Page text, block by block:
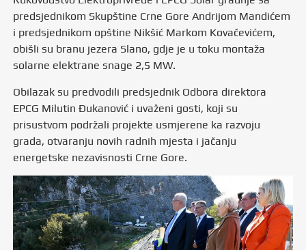
predsjednikom Skupštine Crne Gore Andrijom Mandićem
i predsjednikom opštine Nikšić Markom Kovačevićem,
obišli su branu jezera Slano, gdje je u toku montaža
solarne elektrane snage 2,5 MW.
Obilazak su predvodili predsjednik Odbora direktora
EPCG Milutin Đukanović i uvaženi gosti, koji su
prisustvom podržali projekte usmjerene ka razvoju
grada, otvaranju novih radnih mjesta i jačanju
energetske nezavisnosti Crne Gore.